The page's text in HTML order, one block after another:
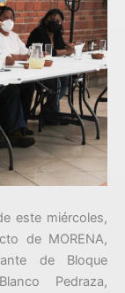
este miércoles,
de MORENA,
de Bloque
Pedraza,